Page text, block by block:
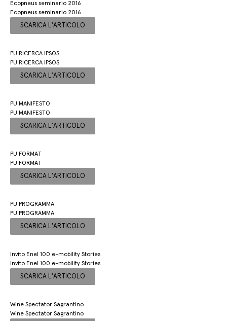
Ecopneus seminario 2016
Ecopneus seminario 2016
SCARICA L'ARTICOLO
PU RICERCA IPSOS
PU RICERCA IPSOS
SCARICA L'ARTICOLO
PU MANIFESTO
PU MANIFESTO
SCARICA L'ARTICOLO
PU FORMAT
PU FORMAT
SCARICA L'ARTICOLO
PU PROGRAMMA
PU PROGRAMMA
SCARICA L'ARTICOLO
Invito Enel 100 e-mobility Stories
Invito Enel 100 e-mobility Stories
SCARICA L'ARTICOLO
Wine Spectator Sagrantino
Wine Spectator Sagrantino